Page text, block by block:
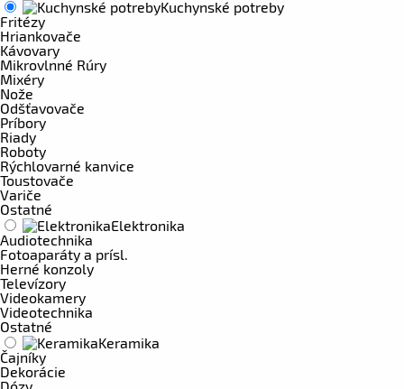
Kuchynské potreby
Fritézy
Hriankovače
Kávovary
Mikrovlnné Rúry
Mixéry
Nože
Odšťavovače
Príbory
Riady
Roboty
Rýchlovarné kanvice
Toustovače
Variče
Ostatné
Elektronika
Audiotechnika
Fotoaparáty a prísl.
Herné konzoly
Televízory
Videokamery
Videotechnika
Ostatné
Keramika
Čajníky
Dekorácie